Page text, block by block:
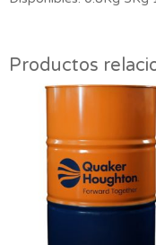
Productos